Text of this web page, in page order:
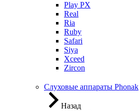
Play PX
Real
Ria
Ruby
Safari
Siya
Xceed
Zircon
Слуховые аппараты Phonak
Назад